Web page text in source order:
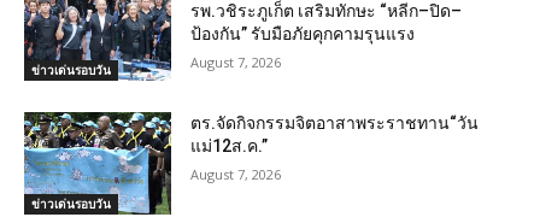
ข่าวเด่นรอบวัน
รพ.วชิระภูเก็ต เสริมทักษะ “หลีก–ปิด–
ป้องกัน” รับมือภัยคุกคามรุนแรง
August 7, 2026
ข่าวเด่นรอบวัน
ตร.จัดกิจกรรมจิตอาสาพระราชทาน“วัน
แม่12ส.ค.”
August 7, 2026